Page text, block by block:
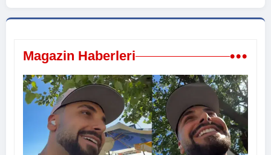
Magazin Haberleri •••